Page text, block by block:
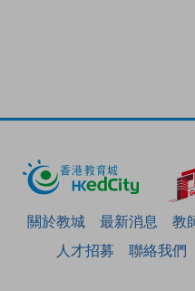
關於教城 最新消息 教
人才招募
聯絡我們